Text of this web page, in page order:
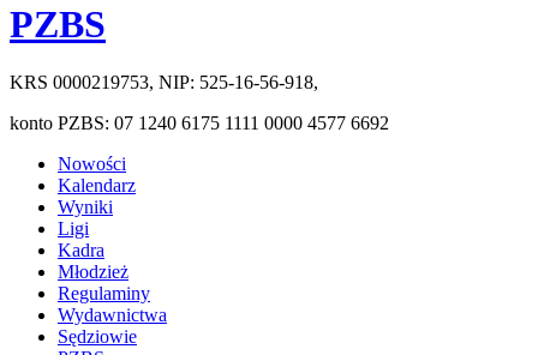
PZBS
KRS 0000219753, NIP: 525-16-56-918,
konto PZBS: 07 1240 6175 1111 0000 4577 6692
Nowości
Kalendarz
Wyniki
Ligi
Kadra
Młodzież
Regulaminy
Wydawnictwa
Sędziowie